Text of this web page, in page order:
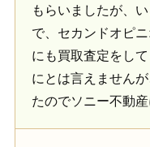
もらいましたが、
で、セカンドオピ
にも買取査定をし
にとは言えません
たのでソニー不動産